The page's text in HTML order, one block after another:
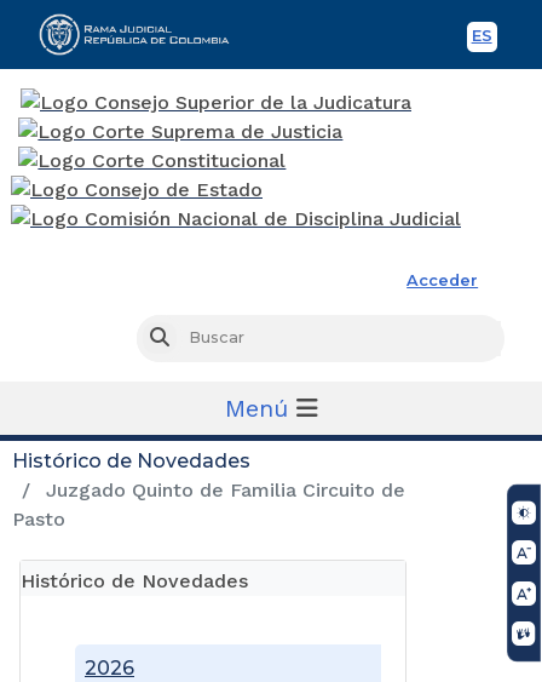
ES
Acceder
Buscar
Menú
Histórico de Novedades
Juzgado Quinto de Familia Circuito de
Pasto
Histórico de Novedades
2026